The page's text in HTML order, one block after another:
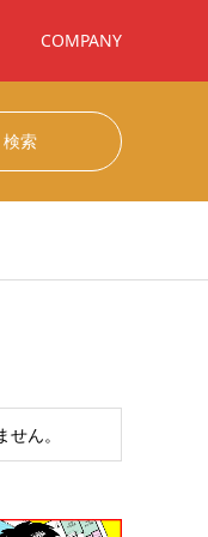
COMPANY
ん。